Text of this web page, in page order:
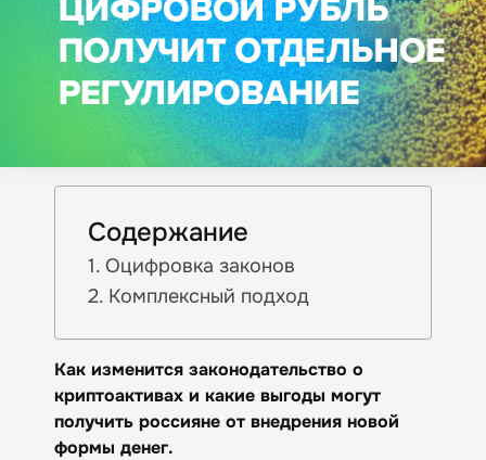
Содержание
Оцифровка законов
Комплексный подход
Как изменится законодательство о
криптоактивах и какие выгоды могут
получить россияне от внедрения новой
формы денег.